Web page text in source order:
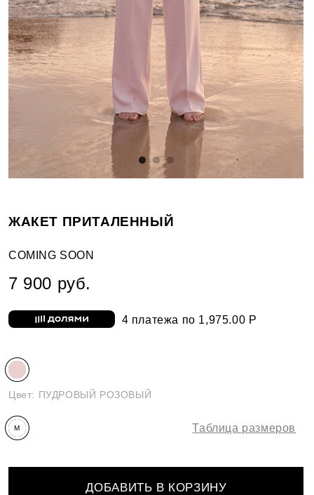
ЖАКЕТ ПРИТАЛЕННЫЙ
COMING SOON
7 900 руб.
4 платежа по 1,975.00 Р
Цвет: ПУДРОВЫЙ РОЗОВЫЙ
M Таблица размеров
ДОБАВИТЬ В КОРЗИНУ